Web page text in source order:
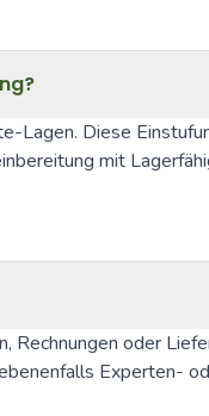
Lagen. Diese
mit
oder
Experten-